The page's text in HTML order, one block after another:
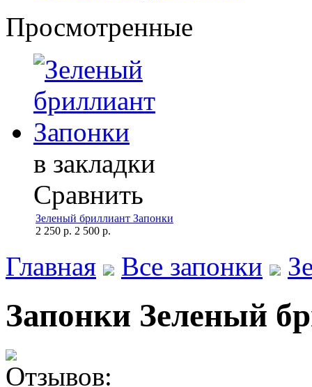
Просмотренные
в закладки
Сравнить
Зеленый бриллиант Запонки
2 250 р. 2 500 р.
Главная Все запонки
Запонки Зеленый